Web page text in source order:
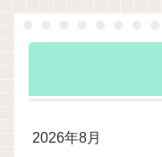
2026年8月